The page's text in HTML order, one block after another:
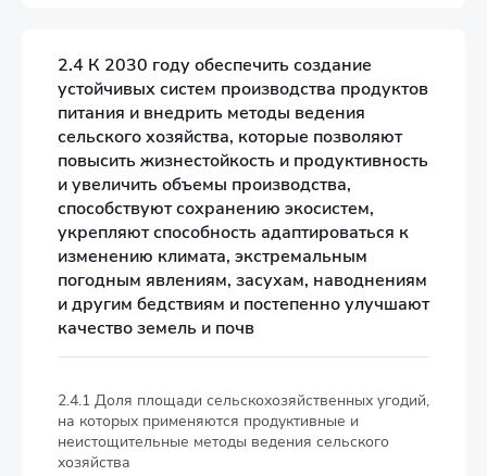
2.4 К 2030 году обеспечить создание
устойчивых систем производства продуктов
питания и внедрить методы ведения
сельского хозяйства, которые позволяют
повысить жизнестойкость и продуктивность
и увеличить объемы производства,
способствуют сохранению экосистем,
укрепляют способность адаптироваться к
изменению климата, экстремальным
погодным явлениям, засухам, наводнениям
и другим бедствиям и постепенно улучшают
качество земель и почв
2.4.1 Доля площади сельскохозяйственных угодий,
на которых применяются продуктивные и
неистощительные методы ведения сельского
хозяйства